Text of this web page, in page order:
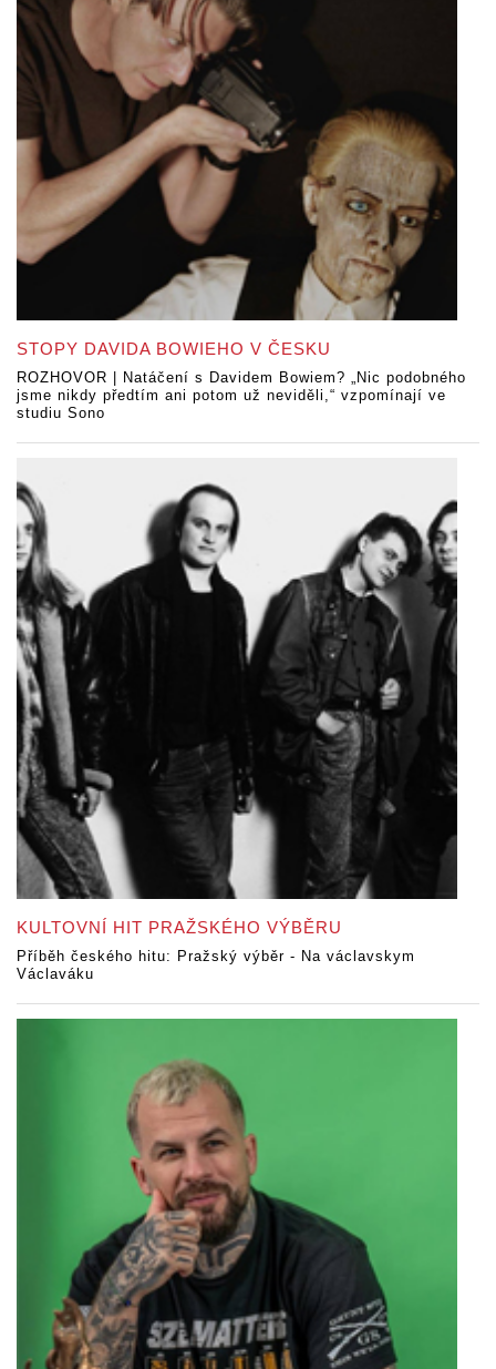
STOPY DAVIDA BOWIEHO V ČESKU
ROZHOVOR | Natáčení s Davidem Bowiem? „Nic podobného
jsme nikdy předtím ani potom už neviděli,“ vzpomínají ve
studiu Sono
KULTOVNÍ HIT PRAŽSKÉHO VÝBĚRU
Příběh českého hitu: Pražský výběr - Na václavskym
Václaváku